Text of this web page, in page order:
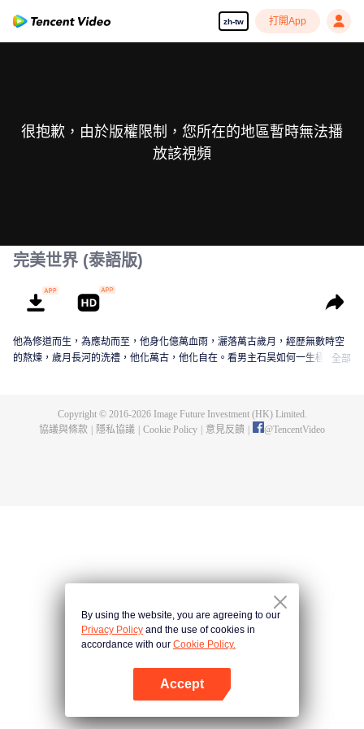
zh-tw 打開App
很抱歉，由於版權限制，您所在的地區暫時無法播
放該視頻
完美世界 (泰語版)
他為修道而生，為應劫而至，他身化億萬血雨，灑落萬古歲月，經歷無數時空
的熬煉，歲月長河的洗禮，他化萬古，他化自在。看男主石昊如何一生極致輝
全部
Copyright © 2016-2026Image Future Investment (HK) Limited.
協議與條款
隱私協議 Cookie Policy 意見反饋 @TencentVideo
By using the website, you are agreeing to our
Privacy Policy and the use of cookies in
accordance with our Cookie Policy.
Accept